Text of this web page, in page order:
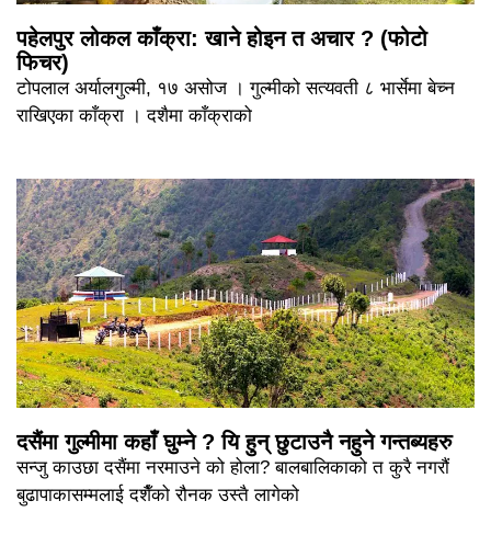
पहेलपुर लोकल काँक्रा: खाने होइन त अचार ? (फोटो
फिचर)
टोपलाल अर्यालगुल्मी, १७ असोज । गुल्मीको सत्यवती ८ भार्सेमा बेच्न
राखिएका काँक्रा । दशैमा काँक्राको
दसैंमा गुल्मीमा कहाँ घुम्ने ? यि हुन् छुटाउनै नहुने गन्तब्यहरु
सन्जु काउछा दसैंमा नरमाउने को होला? बालबालिकाको त कुरै नगरौं
बुढापाकासम्मलाई दशैँको रौनक उस्तै लागेको